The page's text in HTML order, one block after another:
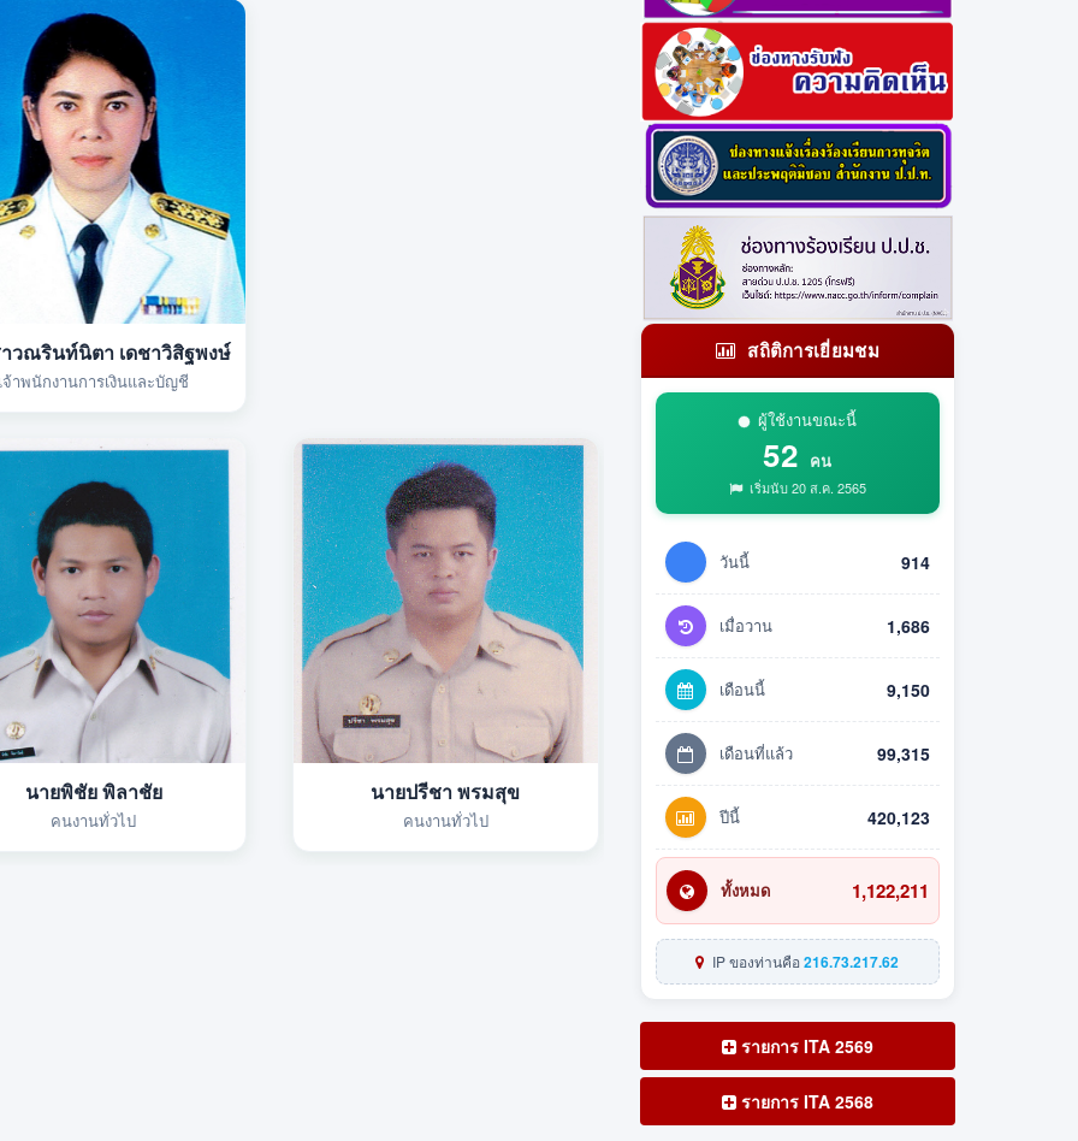
วณรินท์นิตา เดชาวิสิฐพงษ์
จ้าพนักงานการเงินและบัญชี
นายพิชัย พิลาชัย
คนงานทั่วไป
นายปรีชา พรมสุข
คนงานทั่วไป
สถิติการเยี่ยมชม
ผู้ใช้งานขณะนี้
52 คน
เริ่มนับ 20 ส.ค. 2565
วันนี้ 914
เมื่อวาน 1,686
เดือนนี้ 9,150
เดือนที่แล้ว 99,315
ปีนี้ 420,123
ทั้งหมด 1,122,211
IP ของท่านคือ216.73.217.62
รายการ ITA 2569
รายการ ITA 2568